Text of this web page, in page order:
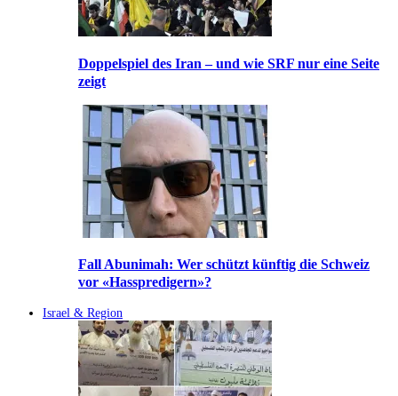
Doppelspiel des Iran – und wie SRF nur eine Seite
zeigt
Fall Abunimah: Wer schützt künftig die Schweiz
vor «Hasspredigern»?
Israel & Region